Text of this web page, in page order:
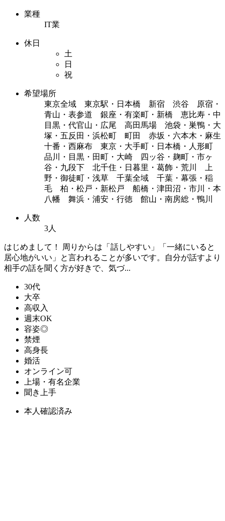
業種
IT業
休日
土
日
祝
希望場所
東京全域 東京駅・日本橋 新宿 渋谷 原宿・
青山・表参道 銀座・有楽町・新橋 恵比寿・中
目黒・代官山・広尾 高田馬場 池袋・巣鴨・大
塚・五反田・浜松町 町田 赤坂・六本木・麻生
十番・西麻布 東京・大手町・日本橋・人形町
品川・目黒・田町・大崎 四ッ谷・麹町・市ヶ
谷・九段下 北千住・日暮里・葛飾・荒川 上
野・御徒町・浅草 千葉全域 千葉・幕張・稲
毛 柏・松戸・新松戸 船橋・津田沼・市川・本
八幡 舞浜・浦安・行徳 館山・南房総・鴨川
人数
3人
はじめまして！ 周りからは「話しやすい」「一緒にいると
居心地がいい」と言われることが多いです。自分が話すより
相手の話を聞く方が好きで、気づ...
30代
大卒
高収入
週末OK
容姿◎
禁煙
高身長
婚活
オンライン可
上場・有名企業
聞き上手
本人確認済み